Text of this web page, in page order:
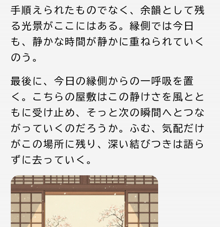
手順えられたものでなく、余韻として残
る光景がここにはある。縁側では今日
も、静かな時間が静かに重ねられていく
のう。
最後に、今日の縁側からの一呼吸を置
く。こちらの屋敷はこの静けさを風とと
もに受け止め、そっと次の瞬間へとつな
がっていくのだろうか。ふむ、気配だけ
がこの場所に残り、深い結びつきは語ら
ずに去っていく。